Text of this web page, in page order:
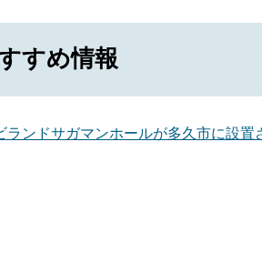
すめ情報
ランドサガマンホールが多久市に設置